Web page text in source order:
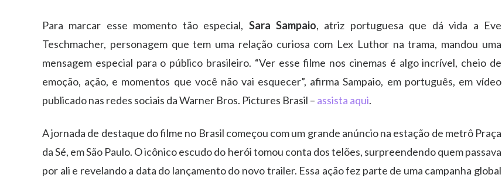
Para marcar esse momento tão especial, Sara Sampaio, atriz portuguesa que dá vida a Eve
Teschmacher, personagem que tem uma relação curiosa com Lex Luthor na trama, mandou uma
mensagem especial para o público brasileiro. “Ver esse filme nos cinemas é algo incrível, cheio de
emoção, ação, e momentos que você não vai esquecer”, afirma Sampaio, em português, em vídeo
publicado nas redes sociais da Warner Bros. Pictures Brasil – assista aqui.
A jornada de destaque do filme no Brasil começou com um grande anúncio na estação de metrô Praça
da Sé, em São Paulo. O icônico escudo do herói tomou conta dos telões, surpreendendo quem passava
por ali e revelando a data do lançamento do novo trailer. Essa ação fez parte de uma campanha global